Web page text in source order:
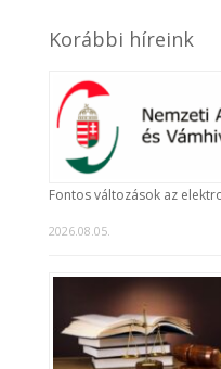
Korábbi híreink
Fontos változások az
2026.08.05.